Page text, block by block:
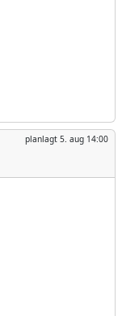
planlagt 5. aug 14:00